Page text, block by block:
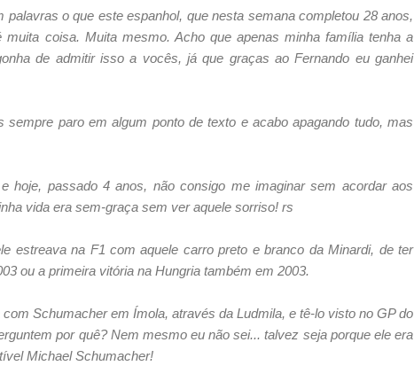
o que este espanhol, que nesta semana completou 28 anos,
coisa. Muita mesmo. Acho que apenas minha família tenha a
de admitir isso a vocês, já que graças ao Fernando eu ganhei
paro em algum ponto de texto e acabo apagando tudo, mas
hoje, passado 4 anos, não consigo me imaginar sem acordar aos
vida era sem-graça sem ver aquele sorriso! rs
estreava na F1 com aquele carro preto e branco da Minardi, de ter
ou a primeira vitória na Hungria também em 2003.
Schumacher em Ímola, através da Ludmila, e tê-lo visto no GP do
por quê? Nem mesmo eu não sei... talvez seja porque ele era
Michael Schumacher!